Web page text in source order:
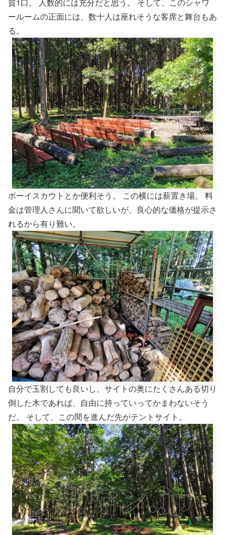
ールームの正面には、数十人は座れそうな客席と舞台もあ
る。
ボーイスカウトとか便利そう。 この横には薪置き場。 料
金は管理人さんに聞いて欲しいが、良心的な価格が提示さ
れるから有り難い。
自分で玉割しても良いし、サイトの奥にたくさんある切り
倒した木であれば、自由に持っていってかまわないそう
だ。 そして、この間を進んだ先がテントサイト。